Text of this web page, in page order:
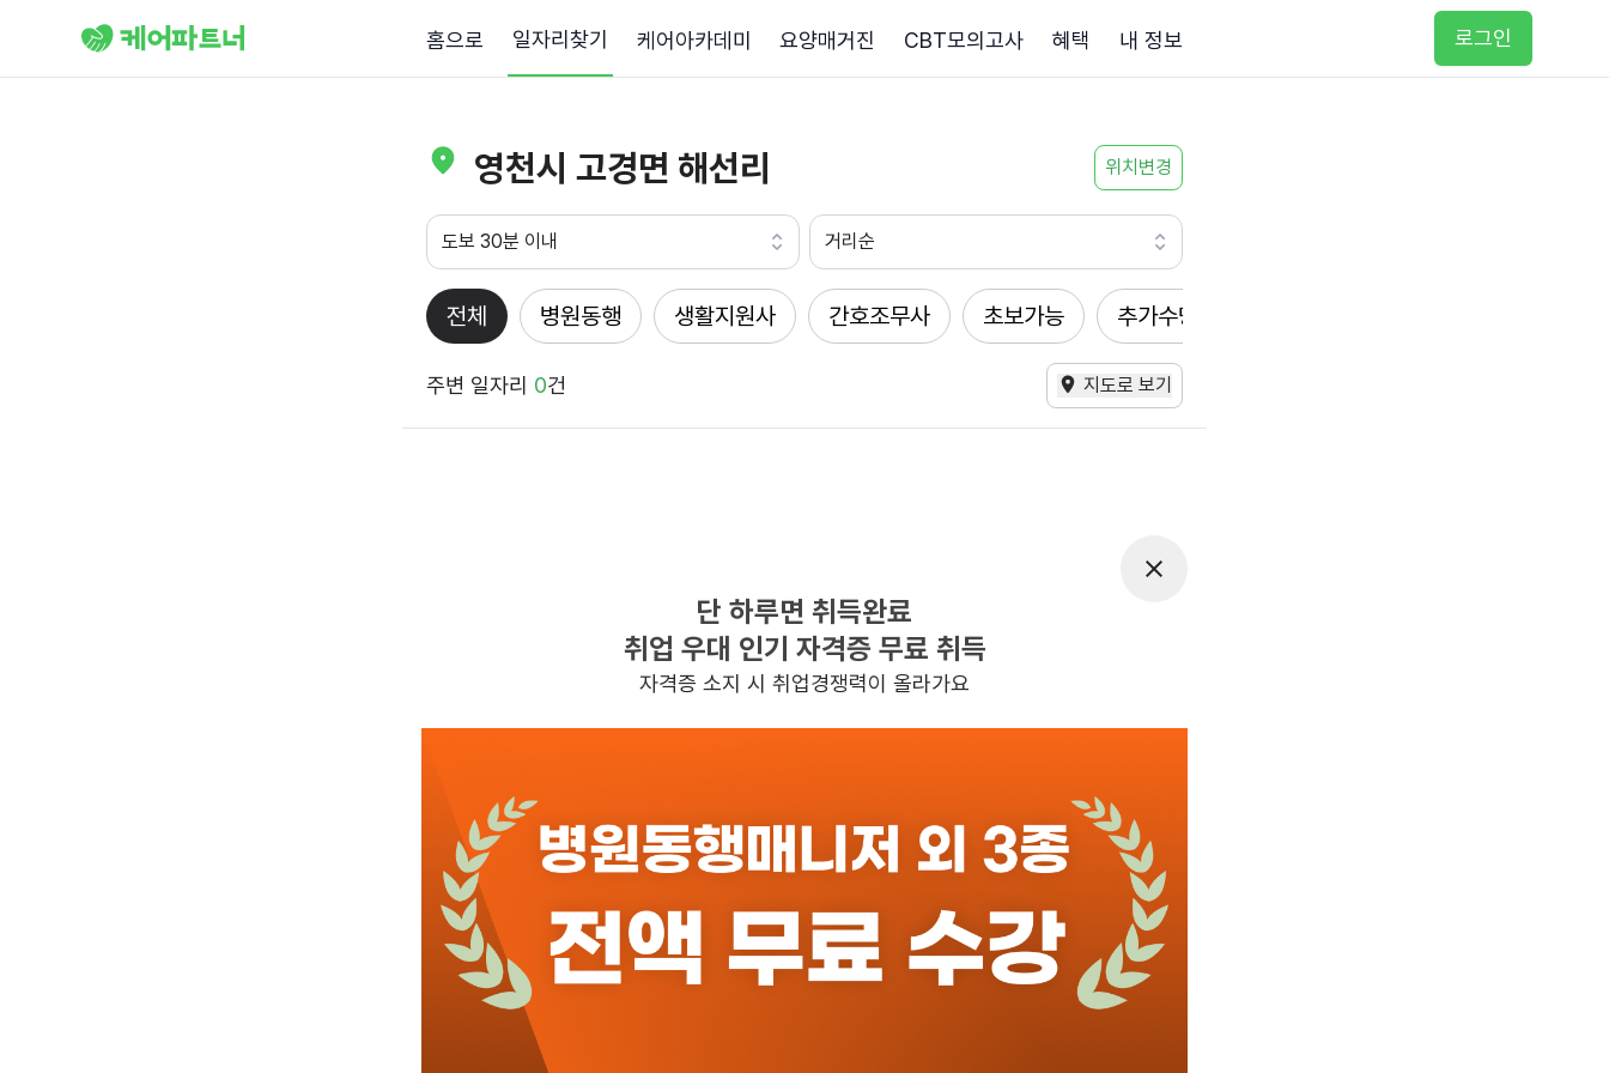
홈으로 일자리찾기 케어아카데미 요양매거진 CBT모의고사 혜택 내 정보 로그인
영천시 고경면 해선리 위치변경
도보 30분 이내 거리순
전체 병원동행 생활지원사 간호조무사 초보가능 추가수당
주변 일자리 0건 지도로 보기
찾으시는 조건의 일자리가 없습니다
더욱더 노력하는 케어파트너가 되겠습니다.
단 하루면 취득완료
취업 우대 인기 자격증 무료 취득
자격증 소지 시 취업경쟁력이 올라가요